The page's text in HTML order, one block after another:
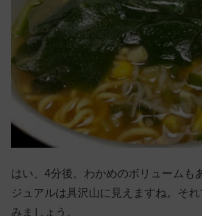
はい、4分後。わかめのボリュームも
ジュアルは具沢山に見えますね。そ
みましょう。